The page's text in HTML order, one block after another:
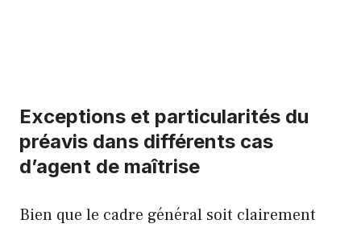
Exceptions et particularités du
préavis dans différents cas
d’agent de maîtrise
Bien que le cadre général soit clairement